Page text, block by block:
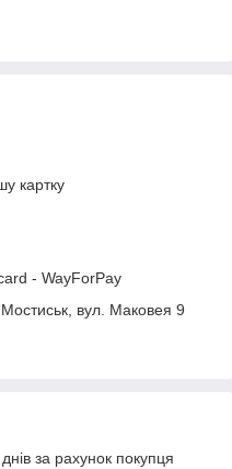
картку
- WayForPay
вул. Маковея 9
за рахунок покупця